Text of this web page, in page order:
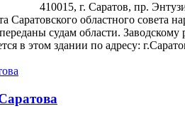
410015, г. Саратов, пр.
Саратовского областного совета
судам области.
в этом здании по адресу: